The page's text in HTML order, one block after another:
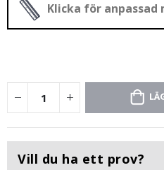
Klicka för anpassad
Vill du ha ett prov?